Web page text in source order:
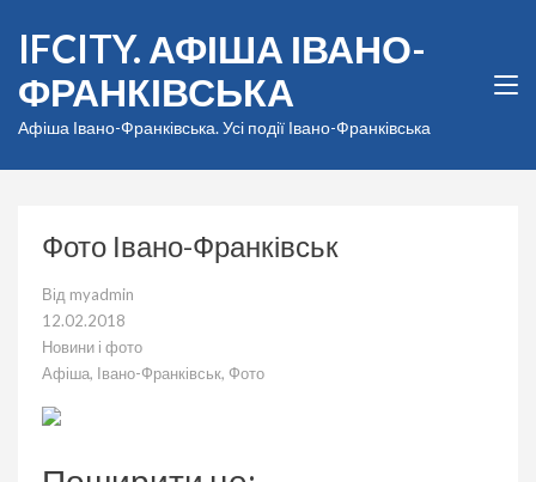
вмісту
(натисніть
Enter)
IFCITY. АФІША ІВАНО-
ФРАНКІВСЬКА
Афіша Івано-Франківська. Усі події Івано-Франківська
Фото Івано-Франківськ
Від myadmin
12.02.2018
Новини і фото
Афіша, Івано-Франківськ, Фото